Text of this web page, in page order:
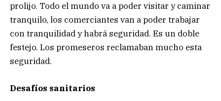
prolijo. Todo el mundo va a poder visitar y caminar
tranquilo, los comerciantes van a poder trabajar
con tranquilidad y habrá seguridad. Es un doble
festejo. Los promeseros reclamaban mucho esta
seguridad.
Desafíos sanitarios